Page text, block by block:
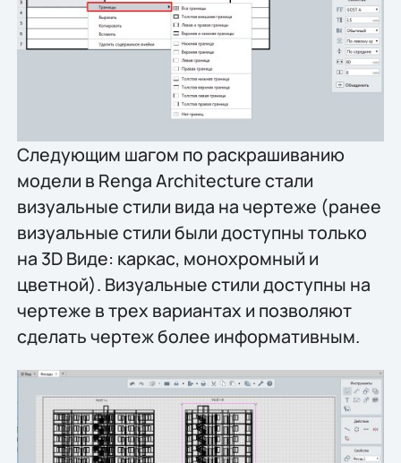
Следующим шагом по раскрашиванию
модели в Renga Architecture стали
визуальные стили вида на чертеже (ранее
визуальные стили были доступны только
на 3D Виде: каркас, монохромный и
цветной). Визуальные стили доступны на
чертеже в трех вариантах и позволяют
сделать чертеж более информативным.